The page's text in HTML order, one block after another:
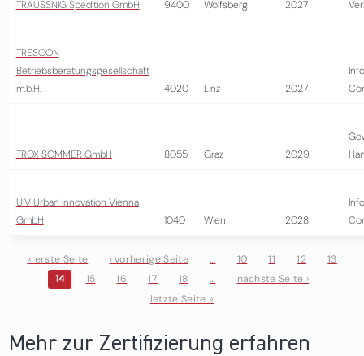
TRAUSSNIG Spedition GmbH 9400 Wolfsberg 2027
TRESCON
Betriebsberatungsgesellschaft
m.b.H.
4020 Linz 2027
TROX SOMMER GmbH 8055 Graz 2029
UIV Urban Innovation Vienna
GmbH
1040 Wien 2028
Seiten
« erste Seite ‹ vorherige Seite … 10 11 12
13
14
15 16 17 18 …
nächste Seite ›
letzte Seite »
Mehr zur Zertifizierung erfahren